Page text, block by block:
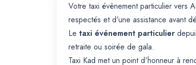
Votre taxi évènement particulier vers
respectés et d'une assistance avant
Le taxi événement particulier
retraite ou soirée de gala.
Taxi Kad met un point d'honneur à